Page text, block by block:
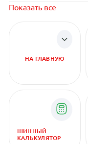
Показать все
НА ГЛАВНУЮ
ШИННЫЙ
КАЛЬКУЛЯТОР